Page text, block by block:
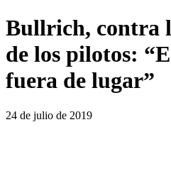
Bullrich, contra
de los pilotos:
fuera de lugar”
24 de julio de 2019